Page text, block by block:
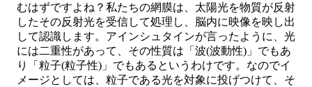
むはずですよね？私たちの網膜は、太陽光を物質が反射
したその反射光を受信して処理し、脳内に映像を映し出
して認識します。アインシュタインが言ったように、光
には二重性があって、その性質は「波(波動性)」でもあ
り「粒子(粒子性)」でもあるというわけです。なのでイ
メージとしては、粒子である光を対象に投げつけて、そ